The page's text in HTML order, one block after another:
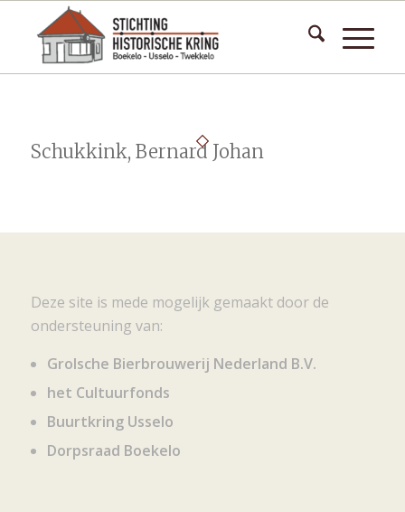
Schukkink, Bernard Johan
Deze site is mede mogelijk gemaakt door de
ondersteuning van:
Grolsche Bierbrouwerij Nederland B.V.
het Cultuurfonds
Buurtkring Usselo
Dorpsraad Boekelo